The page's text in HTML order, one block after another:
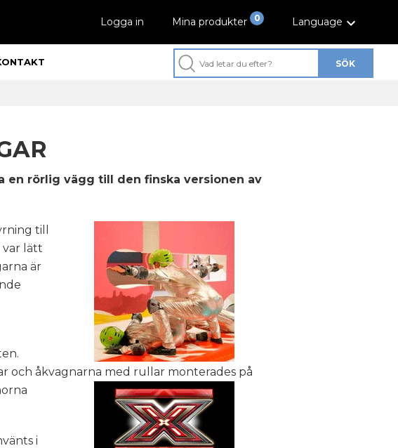
SÖK
Logga in 0
Mina produkter Language
en rörlig vägg till den finska versionen av
till
var lätt
är
och åkvagnarna med rullar monterades på
i